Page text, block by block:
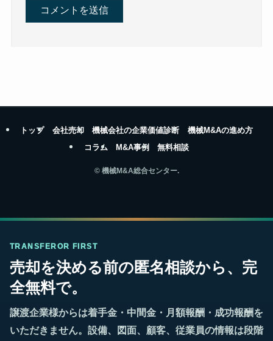
トップ 会社売却 機械会社の企業価値診断
機械M&Aの進め方
コラム
M&A事例 無料相談
©機械M&A総合センター.
TRANSFEROR FIRST
売却を決める前の匿名相談から、完
全無料で。
譲渡企業様からは着手金・中間金・月額報酬・成功報酬を
いただきません。設備、図面、顧客、従業員の情報は段階